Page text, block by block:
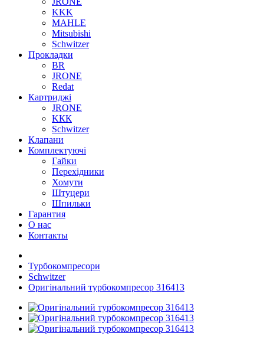
KKK
MAHLE
Mitsubishi
Schwitzer
Прокладки
BR
JRONE
Redat
Картриджі
JRONE
KКК
Schwitzer
Клапани
Комплектуючі
Гайки
Перехідники
Хомути
Штуцери
Шпильки
Гарантия
О нас
Контакты
Турбокомпресори
Schwitzer
Оригінальний турбокомпресор 316413